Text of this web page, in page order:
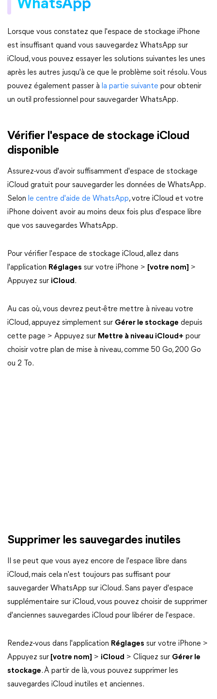
WhatsApp
Lorsque vous constatez que l'espace de stockage iPhone
est insuffisant quand vous sauvegardez WhatsApp sur
iCloud, vous pouvez essayer les solutions suivantes les unes
après les autres jusqu'à ce que le problème soit résolu. Vous
pouvez également passer à la partie suivante pour obtenir
un outil professionnel pour sauvegarder WhatsApp.
Vérifier l'espace de stockage iCloud
disponible
Assurez-vous d'avoir suffisamment d'espace de stockage
iCloud gratuit pour sauvegarder les données de WhatsApp.
Selon le centre d'aide de WhatsApp, votre iCloud et votre
iPhone doivent avoir au moins deux fois plus d'espace libre
que vos sauvegardes WhatsApp.
Pour vérifier l'espace de stockage iCloud, allez dans
l'application Réglages sur votre iPhone > [votre nom] >
Appuyez sur iCloud.
Au cas où, vous devrez peut-être mettre à niveau votre
iCloud, appuyez simplement sur Gérer le stockage depuis
cette page > Appuyez sur Mettre à niveau iCloud+ pour
choisir votre plan de mise à niveau, comme 50 Go, 200 Go
ou 2 To.
Supprimer les sauvegardes inutiles
Il se peut que vous ayez encore de l'espace libre dans
iCloud, mais cela n'est toujours pas suffisant pour
sauvegarder WhatsApp sur iCloud. Sans payer d'espace
supplémentaire sur iCloud, vous pouvez choisir de supprimer
d'anciennes sauvegardes iCloud pour libérer de l'espace.
Rendez-vous dans l'application Réglages sur votre iPhone >
Appuyez sur [votre nom] > iCloud > Cliquez sur Gérer le
stockage. À partir de là, vous pouvez supprimer les
sauvegardes iCloud inutiles et anciennes.